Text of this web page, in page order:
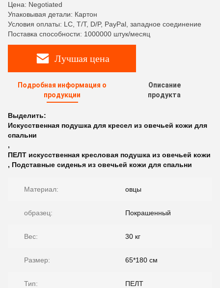
Цена: Negotiated
Упаковывая детали: Картон
Условия оплаты: LC, T/T, D/P, PayPal, западное соединение
Поставка способности: 1000000 штук/месяц
Лучшая цена
Подробная информация о
продукции
Описание
продукта
Выделить:
Искусственная подушка для кресел из овечьей кожи для
спальни
,
ПЕЛТ искусственная кресловая подушка из овечьей кожи
, Подставные сиденья из овечьей кожи для спальни
Материал: овцы
образец: Покрашенный
Вес: 30 кг
Размер: 65*180 см
Тип: ПЕЛТ